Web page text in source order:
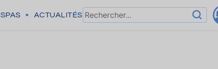
SPAS ACTUALITÉS